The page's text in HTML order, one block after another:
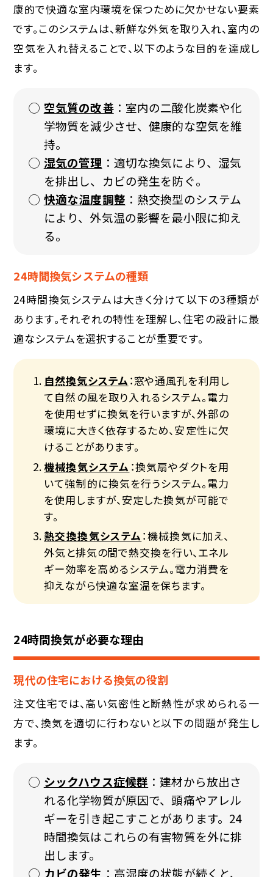
康的で快適な室内環境を保つために欠かせない要素
です。このシステムは、新鮮な外気を取り入れ、室内の
空気を入れ替えることで、以下のような目的を達成し
ます。
空気質の改善：室内の二酸化炭素や化
学物質を減少させ、健康的な空気を維
持。
湿気の管理 ：適切な換気により、湿気
を排出し、カビの発生を防ぐ。
快適な温度調整 ：熱交換型のシステム
により、外気温の影響を最小限に抑え
る。
24時間換気システムの種類
24時間換気システムは大きく分けて以下の3種類が
あります。それぞれの特性を理解し、住宅の設計に最
適なシステムを選択することが重要です。
自然換気システム ：窓や通風孔を利用し
て自然の風を取り入れるシステム。電力
を使用せずに換気を行いますが、外部の
環境に大きく依存するため、安定性に欠
けることがあります。
機械換気システム ：換気扇やダクトを用
いて強制的に換気を行うシステム。電力
を使用しますが、安定した換気が可能で
す。
熱交換換気システム ：機械換気に加え、
外気と排気の間で熱交換を行い、エネル
ギー効率を高めるシステム。電力消費を
抑えながら快適な室温を保ちます。
24時間換気が必要な理由
現代の住宅における換気の役割
注文住宅では、高い気密性と断熱性が求められる一
方で、換気を適切に行わないと以下の問題が発生し
ます。
シックハウス症候群 ：建材から放出さ
れる化学物質が原因で、頭痛やアレル
ギーを引き起こすことがあります。24
時間換気はこれらの有害物質を外に排
出します。
カビの発生 ：高湿度の状態が続くと、